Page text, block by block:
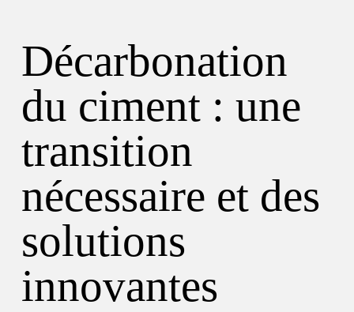
Décarbonation
du ciment : une
transition
nécessaire et des
solutions
innovantes